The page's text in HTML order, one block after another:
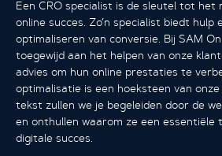
Een CRO specialist is de sleutel tot het
online succes. Zo’n specialist biedt hulp
optimaliseren van conversie. Bij SAM
toegewijd aan het helpen van onze
advies om hun online prestaties te
optimalisatie is een hoeksteen van
tekst zullen we je begeleiden door de
en onthullen waarom ze een essentiële
digitale succes.